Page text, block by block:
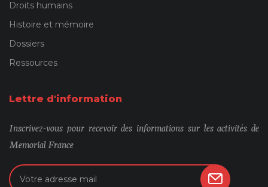
Droits humains
Histoire et mémoire
Dossiers
Ressources
Lettre d'information
Inscrivez-vous pour recevoir des informations sur les activités de
Memorial France